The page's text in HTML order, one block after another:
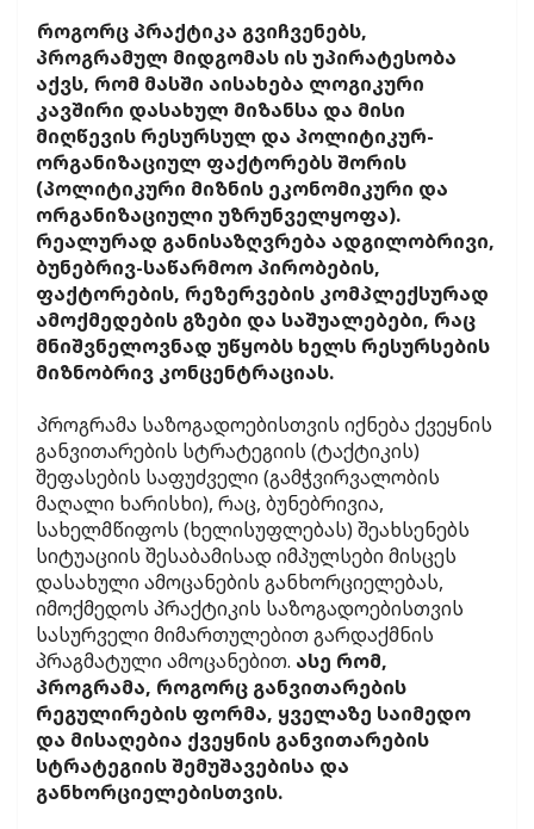
როგორც პრაქტიკა გვიჩვენებს,
პროგრამულ მიდგომას ის უპირატესობა
აქვს, რომ მასში აისახება ლოგიკური
კავშირი დასახულ მიზანსა და მისი
მიღწევის რესურსულ და პოლიტიკურ-
ორგანიზაციულ ფაქტორებს შორის
(პოლიტიკური მიზნის ეკონომიკური და
ორგანიზაციული უზრუნველყოფა).
რეალურად განისაზღვრება ადგილობრივი,
ბუნებრივ-საწარმოო პირობების,
ფაქტორების, რეზერვების კომპლექსურად
ამოქმედების გზები და საშუალებები, რაც
მნიშვნელოვნად უწყობს ხელს რესურსების
მიზნობრივ კონცენტრაციას.
პროგრამა საზოგადოებისთვის იქნება ქვეყნის
განვითარების სტრატეგიის (ტაქტიკის)
შეფასების საფუძველი (გამჭვირვალობის
მაღალი ხარისხი), რაც, ბუნებრივია,
სახელმწიფოს (ხელისუფლებას) შეახსენებს
სიტუაციის შესაბამისად იმპულსები მისცეს
დასახული ამოცანების განხორციელებას,
იმოქმედოს პრაქტიკის საზოგადოებისთვის
სასურველი მიმართულებით გარდაქმნის
პრაგმატული ამოცანებით. ასე რომ,
პროგრამა, როგორც განვითარების
რეგულირების ფორმა, ყველაზე საიმედო
და მისაღებია ქვეყნის განვითარების
სტრატეგიის შემუშავებისა და
განხორციელებისთვის.